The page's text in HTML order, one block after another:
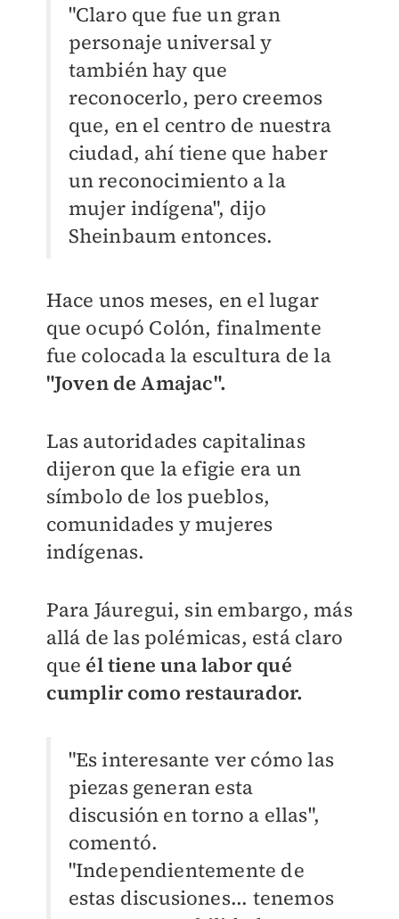
"Claro que fue un gran
personaje universal y
también hay que
reconocerlo, pero creemos
que, en el centro de nuestra
ciudad, ahí tiene que haber
un reconocimiento a la
mujer indígena", dijo
Sheinbaum entonces.
Hace unos meses, en el lugar
que ocupó Colón, finalmente
fue colocada la escultura de la
"Joven de Amajac".
Las autoridades capitalinas
dijeron que la efigie era un
símbolo de los pueblos,
comunidades y mujeres
indígenas.
Para Jáuregui, sin embargo, más
allá de las polémicas, está claro
que él tiene una labor qué
cumplir como restaurador.
"Es interesante ver cómo las
piezas generan esta
discusión en torno a ellas",
comentó.
"Independientemente de
estas discusiones... tenemos